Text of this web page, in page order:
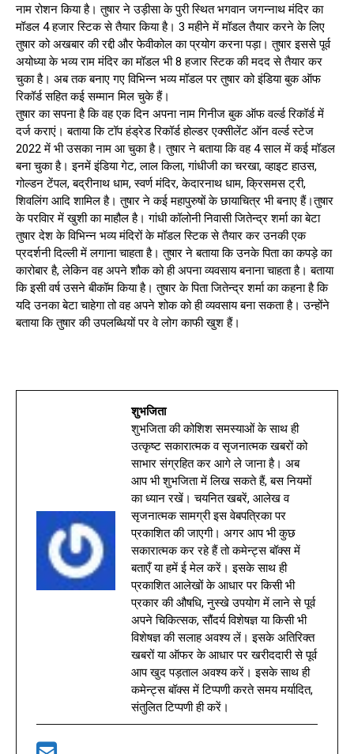
नाम रोशन किया है। तुषार ने उड़ीसा के पुरी स्थित भगवान जगन्‍नाथ मंदिर का
मॉडल 4 हजार स्टिक से तैयार किया है। 3 महीने में मॉडल तैयार करने के लिए
तुषार को अखबार की रद्दी और फेवीकोल का प्रयोग करना पड़ा। तुषार इससे पूर्व
अयोध्‍या के भव्‍य राम मंदिर का मॉडल भी 8 हजार स्टिक की मदद से तैयार कर
चुका है। अब तक बनाए गए व‍िभिन्‍न भव्‍य मॉडल पर तुषार को इंडिया बुक ऑफ
रिकॉर्ड सहित कई सम्‍मान मिल चुके हैं।
तुषार का सपना है कि वह एक दिन अपना नाम गिनीज बुक ऑफ वर्ल्ड रिकॉर्ड में
दर्ज कराएं। बताया कि टॉप हंड्रेड रिकॉर्ड होल्डर एक्सीलेंट ऑन वर्ल्ड स्टेज
2022 में भी उसका नाम आ चुका है। तुषार ने बताया कि वह 4 साल में कई मॉडल
बना चुका है। इनमें इंडिया गेट, लाल किला, गांधीजी का चरखा, व्हाइट हाउस,
गोल्डन टेंपल, बद्रीनाथ धाम, स्‍वर्ण मंदिर, केदारनाथ धाम, क्रिसमस ट्री,
शिवलिंग आदि शामिल है। तुषार ने कई महापुरुषों के छायाचित्र भी बनाए हैं।तुषार
के परविार में खुशी का माहौल है। गांधी कॉलोनी निवासी जितेन्‍द्र शर्मा का बेटा
तुषार देश के वि‍भिन्‍न भव्‍य मंदिरों के मॉडल स्टिक से तैयार कर उनकी एक
प्रदर्शनी दिल्‍ली में लगाना चाहता है। तुषार ने बताया कि उनके पिता का कपड़े का
कारोबार है, लेकिन वह अपने शौक को ही अपना व्‍यवसाय बनाना चाहता है। बताया
कि इसी वर्ष उसने बीकॉम किया है। तुषार के पिता जितेन्‍द्र शर्मा का कहना है कि
यदि उनका बेटा चाहेगा तो वह अपने शोक को ही व्यवसाय बना सकता है। उन्‍होंने
बताया कि तुषार की उपलब्धियों पर वे लोग काफी खुश हैं।
शुभजिता
शुभजिता की कोशिश समस्याओं के साथ ही
उत्कृष्ट सकारात्मक व सृजनात्मक खबरों को
साभार संग्रहित कर आगे ले जाना है। अब
आप भी शुभजिता में लिख सकते हैं, बस नियमों
का ध्यान रखें। चयनित खबरें, आलेख व
सृजनात्मक सामग्री इस वेबपत्रिका पर
प्रकाशित की जाएगी। अगर आप भी कुछ
सकारात्मक कर रहे हैं तो कमेन्ट्स बॉक्स में
बताएँ या हमें ई मेल करें। इसके साथ ही
प्रकाशित आलेखों के आधार पर किसी भी
प्रकार की औषधि, नुस्खे उपयोग में लाने से पूर्व
अपने चिकित्सक, सौंदर्य विशेषज्ञ या किसी भी
विशेषज्ञ की सलाह अवश्य लें। इसके अतिरिक्त
खबरों या ऑफर के आधार पर खरीददारी से पूर्व
आप खुद पड़ताल अवश्य करें। इसके साथ ही
कमेन्ट्स बॉक्स में टिप्पणी करते समय मर्यादित,
संतुलित टिप्पणी ही करें।